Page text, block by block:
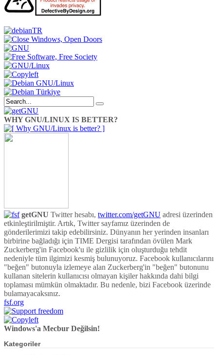
WHY GNU/LINUX IS BETTER?
getGNU Twitter hesabı, twitter.com/getGNU adresi üzerinden
etkinleştirilmiştir. Artık, Twitter sayfamız üzerinden de
gönderilerimizi takip edebilirsiniz. Dünyanın her yerinden insanları
birbirine bağladığı için TIME Dergisi tarafından övülen Mark
Zuckerberg'in Facebook'u ile gizlilik için oluşturduğu tehdit
nedeniyle tüm ilgimizi kesmiş bulunuyoruz. Facebook kullanıcılarını
"beğen" butonuyla izlemeye alan Zuckerberg'in "beğen" butonunu
kullanan sitelerin kullanıcısı olmayan kişiler hakkında dahi bilgi
toplaması mümkün olmaktadır. Bu nedenle, bizi Facebook üzerinde
bulamayacaksınız.
fsf.org
Windows'a Mecbur Değilsin!
Kategoriler